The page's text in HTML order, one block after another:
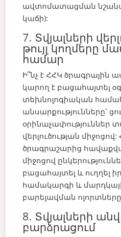
ավտոմատացման
կաճի):
7. Տվյալների
թույլ կողմերը
համար
Ի՞նչ է ՀՀԿ ծրագրային
կարող է բացահայտել
տեխնոլոգիական
անսարքությունները՝
օրինաչափություններ
վերլուծության միջոցով:
ծրագրաշարից
միջոցով
բացահայտել և ուղղել
համակարգի և
բարելավման
8. Տվյալների
բարձրացում